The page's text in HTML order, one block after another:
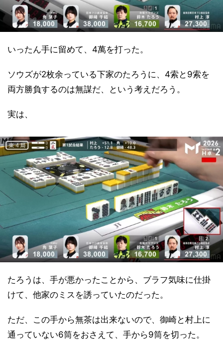
いったん手に留めて、4萬を打った。
ソウズが2枚余っている下家のたろうに、4索と9索を
両方勝負するのは無謀だ、という考えだろう。
実は、
たろうは、手が悪かったことから、ブラフ気味に仕掛
けて、他家のミスを誘っていたのだった。
ただ、この手から無茶は出来ないので、御崎と村上に
通っていない6筒をおさえて、手から9筒を切った。